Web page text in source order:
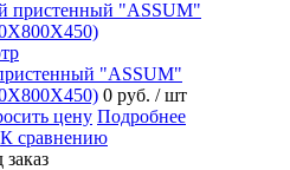
"ASSUM"
0 руб. / шт
цену Подробнее
К сравнению